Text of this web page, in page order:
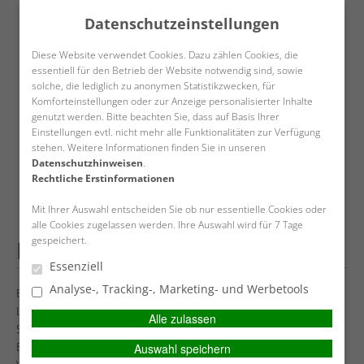
Datenschutz Impressum Kontakt SIMPLR-LOGIN
HAUPTMENÜ
LKW-Versicherung
Ein LKW ist kein gewöhnliches Fahrzeug. Das Gewicht, die
Ladung, die Fahrleistung – all das multipliziert das
Schadenpotenzial gegenüber einem normalen PKW erheblich.
Entsprechend sind die Anforderungen an eine sinnvolle LKW-
Datenschutzeinstellungen
Diese Website verwendet Cookies. Dazu zählen Cookies, die
essentiell für den Betrieb der Website notwendig sind, sowie
solche, die lediglich zu anonymen Statistikzwecken, für
Komforteinstellungen oder zur Anzeige personalisierter Inhalte
genutzt werden. Bitte beachten Sie, dass auf Basis Ihrer
Einstellungen evtl. nicht mehr alle Funktionalitäten zur Verfügung
stehen. Weitere Informationen finden Sie in unseren
Datenschutzhinweisen.
Rechtliche Erstinformationen
Mit Ihrer Auswahl entscheiden Sie ob nur essentielle Cookies oder
alle Cookies zugelassen werden. Ihre Auswahl wird für 7 Tage
gespeichert.
Essenziell
Analyse-, Tracking-, Marketing- und Werbetools
Alle zulassen
Auswahl speichern